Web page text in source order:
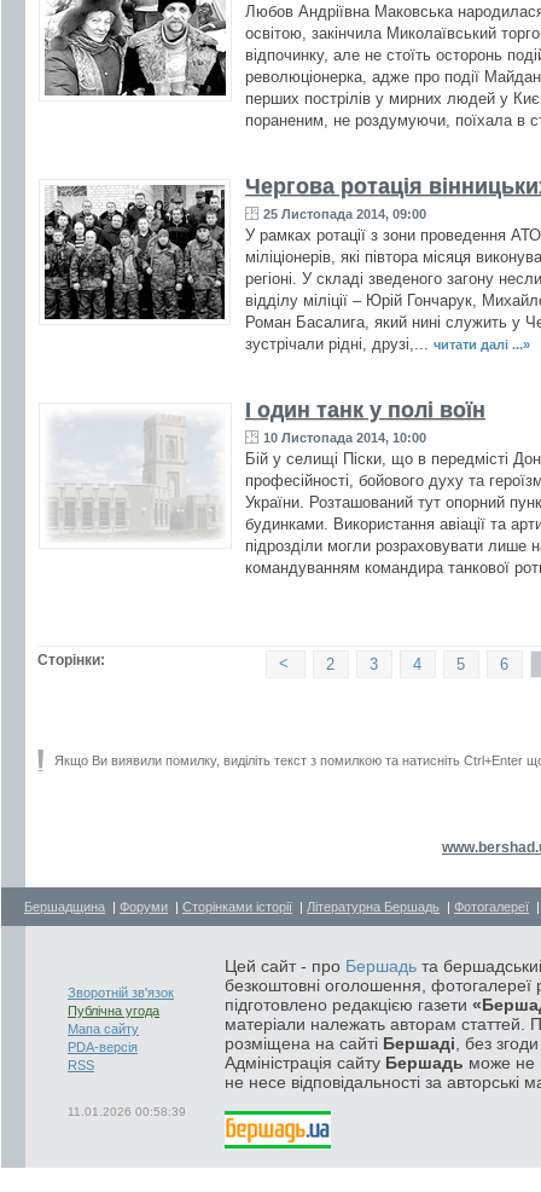
Любов Андріївна Маковська
освітою, закінчила Миколаївський
відпочинку, але не стоїть осторонь
революціонерка, адже про події
перших пострілів у мирних людей у
пораненим, не роздумуючи, поїхала в
Чергова ротація
25 Листопада 2014, 09:00
У рамках ротації з зони проведення
міліціонерів, які півтора місяця
регіоні. У складі зведеного загону
відділу міліції – Юрій Гончарук,
Роман Басалига, який нині служить у
зустрічали рідні, друзі,...
читати далі ...»
І один танк у полі воїн
10 Листопада 2014, 10:00
Бій у селищі Піски, що в передмісті
професійності, бойового духу та
України. Розташований тут опорний
будинками. Використання авіації та
підрозділи могли розраховувати лише
командуванням командира танкової
Сторінки: 6
5
4
3
2
<
Якщо Ви виявили помилку, виділіть текст з помилкою та натисніть Ctrl+Enter
Бершадщина | Форуми | Сторінками історії | Літературна Бершадь | Фотогалереї
Зворотній зв'язок
Публічна угода
Мапа сайту
PDA-версія
RSS
11.01.2026 00:58:39
Цей сайт - про Бершадь та
безкоштовні оголошення, фотогалереї
підготовлено редакцією газети
матеріали належать авторам статтей.
розміщена на сайті Бершаді , без
Адміністрація сайту Бершадь може не
не несе відповідальності за авторські